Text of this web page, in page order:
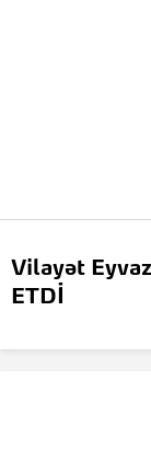
Vilayət
ETDİ